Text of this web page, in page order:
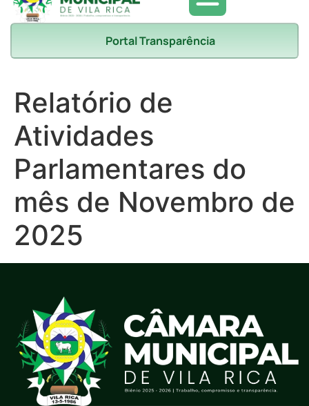
Portal Transparência
Relatório de
Atividades
Parlamentares do
mês de Novembro de
2025